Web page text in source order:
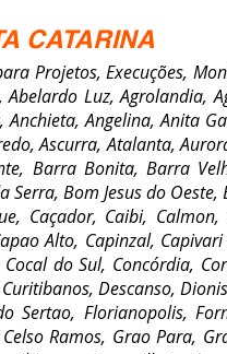
CATARINA
Execuções,
Luz, Agrolandia,
Anchieta, Angelina, Anita
Ascurra, Atalanta,
Barra Bonita, Barra
Bom Jesus do
Caçador, Caibi,
Alto, Capinzal,
do Sul, Concórdia,
Descanso,
Sertao, Florianopolis,
Ramos, Grao Para,